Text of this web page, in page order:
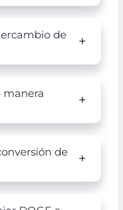
de
manera
de